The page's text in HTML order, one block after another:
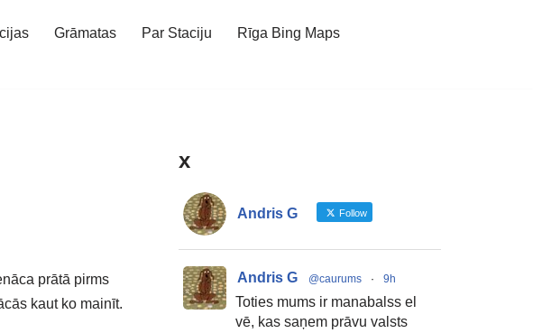
Grāmatas Par Staciju
Rīga Bing Maps
prātā pirms
kaut ko mainīt.
x
Andris G Follow
Andris G @caurums · 9h
Toties mums ir manabalss el
vē, kas saņem prāvu valsts